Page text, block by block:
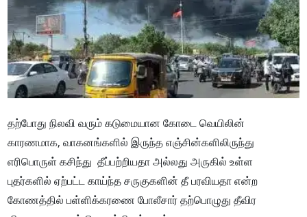
தற்போது நிலவி வரும் கடுமையான கோடை வெயிலின்
காரணமாக, வாகனங்களில் இருந்த எஞ்சின்களிலிருந்து
எரிபொருள் கசிந்து தீப்பற்றியதா அல்லது அருகில் உள்ள
புதர்களில் ஏற்பட்ட காய்ந்த சருகுகளின் தீ பரவியதா என்ற
கோணத்தில் பள்ளிக்கரணை போலீசார் தற்பொழுது தீவிர